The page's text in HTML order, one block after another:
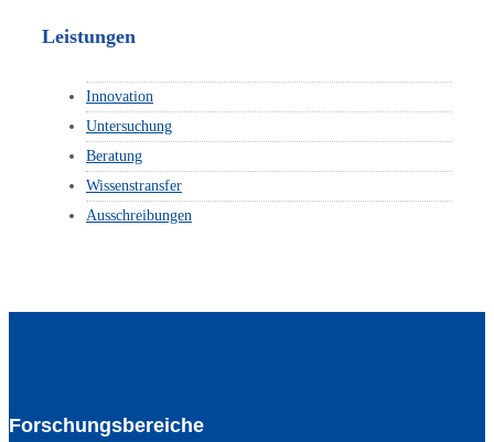
Leistungen
Innovation
Untersuchung
Beratung
Wissenstransfer
Ausschreibungen
Forschungsbereiche